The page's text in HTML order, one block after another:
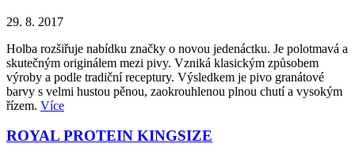
29. 8. 2017
Holba rozšiřuje nabídku značky o novou jedenáctku. Je polotmavá a
skutečným originálem mezi pivy. Vzniká klasickým způsobem
výroby a podle tradiční receptury. Výsledkem je pivo granátové
barvy s velmi hustou pěnou, zaokrouhlenou plnou chutí a vysokým
řízem. Více
ROYAL PROTEIN KINGSIZE